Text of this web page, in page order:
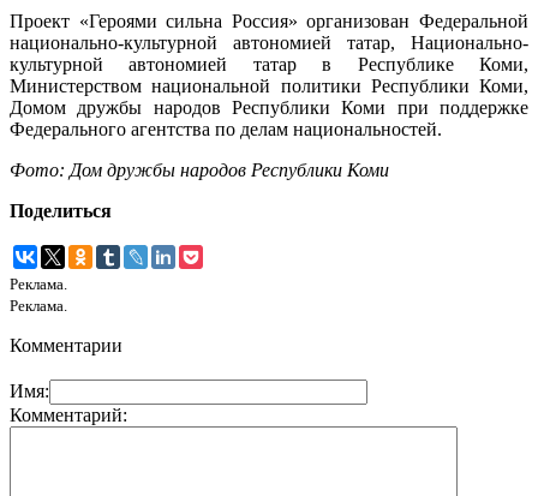
Проект «Героями сильна Россия» организован Федеральной
национально-культурной автономией татар, Национально-
культурной автономией татар в Республике Коми,
Министерством национальной политики Республики Коми,
Домом дружбы народов Республики Коми при поддержке
Федерального агентства по делам национальностей.
Фото: Дом дружбы народов Республики Коми
Поделиться
Реклама.
Реклама.
Комментарии
Имя:
Комментарий: